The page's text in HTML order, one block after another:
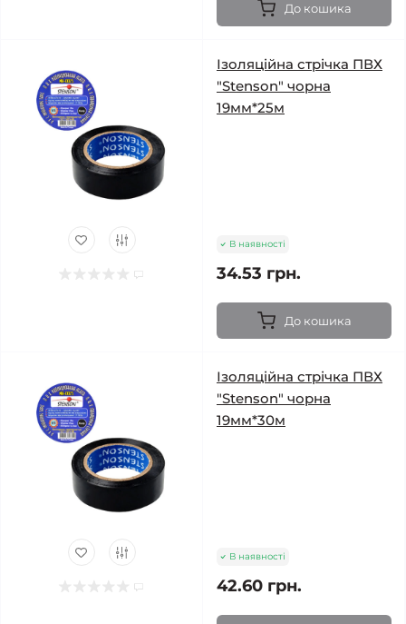
До кошика
Ізоляційна стрічка ПВХ
"Stenson" чорна
19мм*25м
В наявності
34.53 грн.
До кошика
Ізоляційна стрічка ПВХ
"Stenson" чорна
19мм*30м
В наявності
42.60 грн.